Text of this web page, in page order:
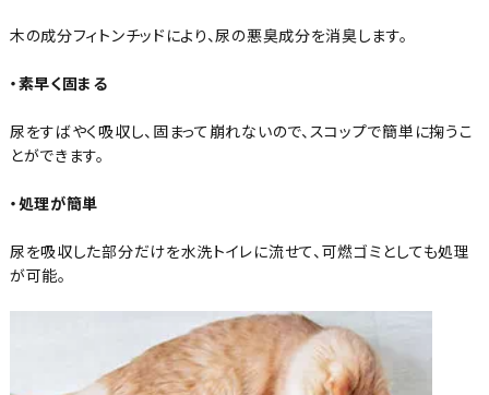
木の成分フィトンチッドにより、尿の悪臭成分を消臭します。
・素早く固まる
尿をすばやく吸収し、固まって崩れないので、スコップで簡単に掬うこ
とができます。
・処理が簡単
尿を吸収した部分だけを水洗トイレに流せて、可燃ゴミとしても処理
が可能。